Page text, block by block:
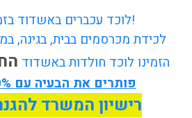
לוכד עכברים באשדוד בזמינות מיידית!
לכידת מכרסמים בבית, בגינה,
הזמינו לוכד חולדות באשדוד
פותרים את הבעיה עם 100% הצלחה
רישיון המשרד